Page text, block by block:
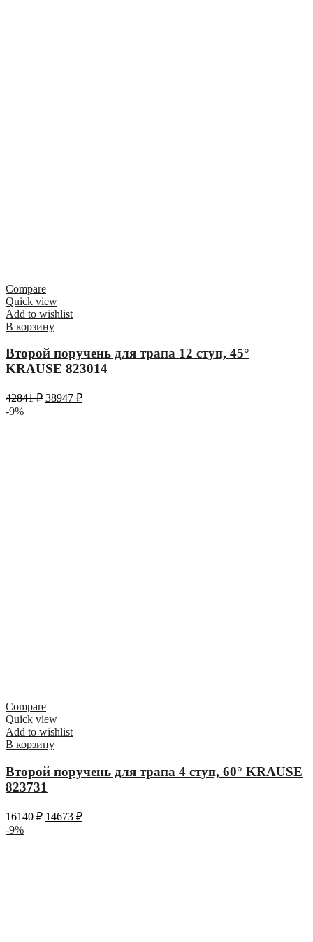
Compare
Quick view
Add to wishlist
В корзину
Второй поручень для трапа 12 ступ, 45°
KRAUSE 823014
42841₽ 38947 ₽
-9%
Compare
Quick view
Add to wishlist
В корзину
Второй поручень для трапа 4 ступ, 60° KRAUSE
823731
16140₽ 14673 ₽
-9%